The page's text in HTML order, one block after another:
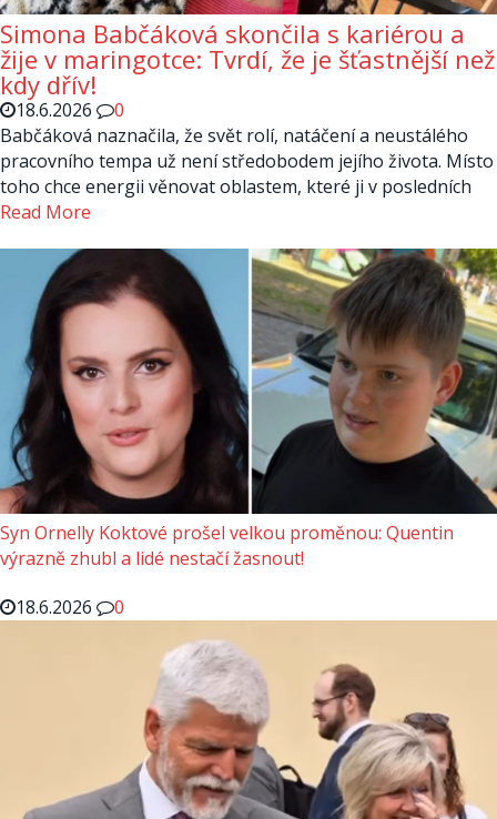
Simona Babčáková skončila s kariérou a
žije v maringotce: Tvrdí, že je šťastnější než
kdy dřív!
18.6.2026
0
Babčáková naznačila, že svět rolí, natáčení a neustálého
pracovního tempa už není středobodem jejího života. Místo
toho chce energii věnovat oblastem, které ji v posledních
Read More
Syn Ornelly Koktové prošel velkou proměnou: Quentin
výrazně zhubl a lidé nestačí žasnout!
18.6.2026
0